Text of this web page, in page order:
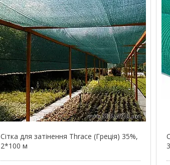
Сітка для затінення Thrace (Греція) 35%,
2*100 м